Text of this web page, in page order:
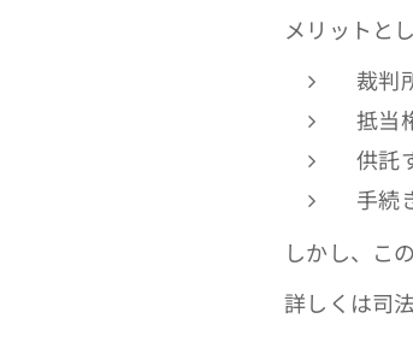
メリットとし
裁判
抵当
供託
手続
しかし、こ
詳しくは司